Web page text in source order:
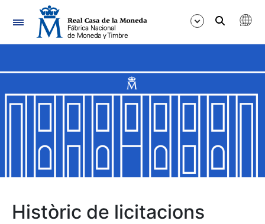
Navegació
Mostra/Amaga
Mostra/Amaga
Mostra/Amaga
Històric de licitacions